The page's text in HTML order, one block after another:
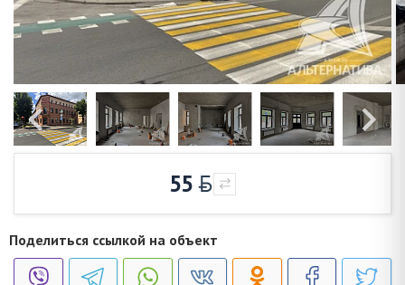
55
Поделиться ссылкой на объект